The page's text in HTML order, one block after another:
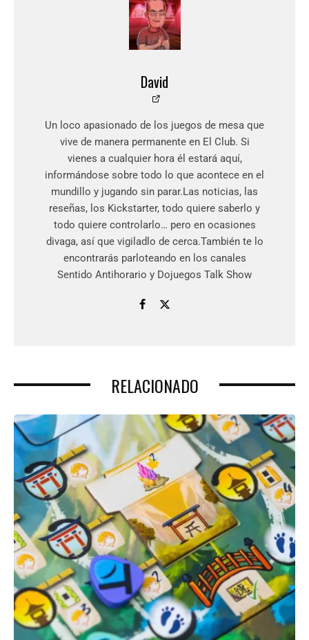
David
Un loco apasionado de los juegos de mesa que
vive de manera permanente en El Club. Si
vienes a cualquier hora él estará aquí,
informándose sobre todo lo que acontece en el
mundillo y jugando sin parar.Las noticias, las
reseñas, los Kickstarter, todo quiere saberlo y
todo quiere controlarlo… pero en ocasiones
divaga, así que vigiladlo de cerca.También te lo
encontrarás parloteando en los canales
Sentido Antihorario y Dojuegos Talk Show
RELACIONADO